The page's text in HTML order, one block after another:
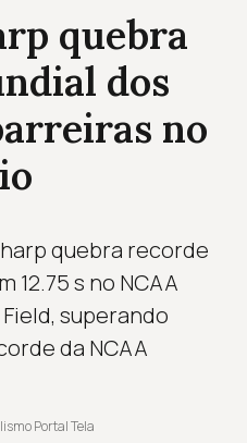
quebra
dos
no
quebra recorde
12.75 s no NCAA
superando
da NCAA
Portal Tela